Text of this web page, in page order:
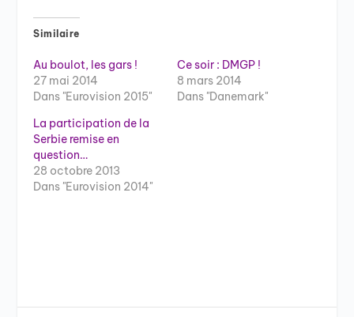
Similaire
Au boulot, les gars !
27 mai 2014
Dans "Eurovision 2015"
Ce soir : DMGP !
8 mars 2014
Dans "Danemark"
La participation de la
Serbie remise en
question…
28 octobre 2013
Dans "Eurovision 2014"